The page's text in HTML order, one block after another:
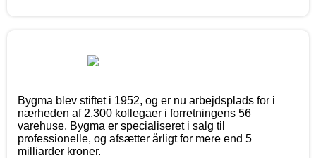
Bygma blev stiftet i 1952, og er nu arbejdsplads for i
nærheden af 2.300 kollegaer i forretningens 56
varehuse. Bygma er specialiseret i salg til
professionelle, og afsætter årligt for mere end 5
milliarder kroner.